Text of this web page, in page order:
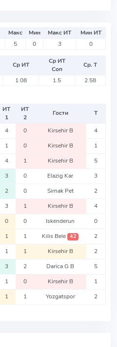
Макс Мин Макс ИТ
Мин ИТ
5 0 3 0
Ср ИТ
Ср ИТ
Соп
Ср. Т
1.08 1.5 2.58
ИТ
1
ИТ
2
Гости Т
4 0 Kirsehir B 4
1 0 Kirsehir B 1
4 1 Kirsehir B 5
3 0 Elazig Kar 3
2 0 Sirnak Pet 2
3 1 Kirsehir B 4
0 0 Iskenderun 0
1 1 Kilis Bele 42 2
1 1 Kirsehir B 2
3 2 Darica G B 5
1 0 Kirsehir B 1
1 1 Yozgatspor 2